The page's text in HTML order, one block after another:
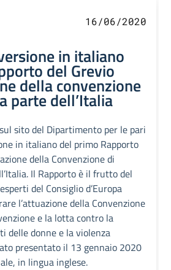
16/06/2020
in italiano
del Grevio
della convenzione
parte dell’Italia
sito del Dipartimento per le pari
in italiano del primo Rapporto
della Convenzione di
Il Rapporto è il frutto del
del Consiglio d’Europa
l’attuazione della Convenzione
e la lotta contro la
delle donne e la violenza
presentato il 13 gennaio 2020
in lingua inglese.